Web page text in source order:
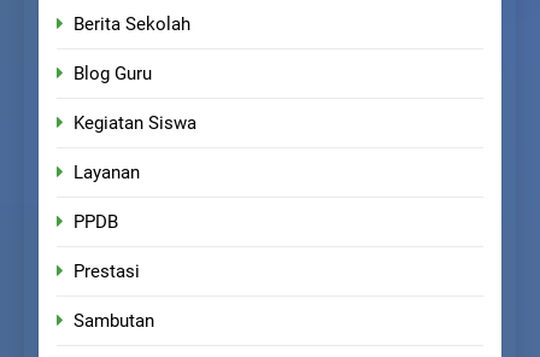
Berita Sekolah
Blog Guru
Kegiatan Siswa
Layanan
PPDB
Prestasi
Sambutan